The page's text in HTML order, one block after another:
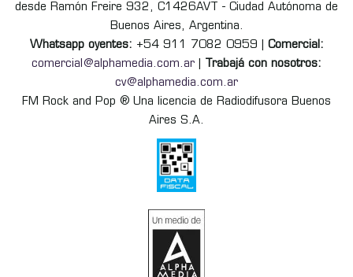
desde Ramón Freire 932, C1426AVT - Ciudad Autónoma de
Buenos Aires, Argentina.
Whatsapp oyentes: +54 911 7082 0959 | Comercial:
comercial@alphamedia.com.ar
Trabajá con nosotros:
cv@alphamedia.com.ar
FM Rock and Pop ® Una licencia de Radiodifusora Buenos
Aires S.A.